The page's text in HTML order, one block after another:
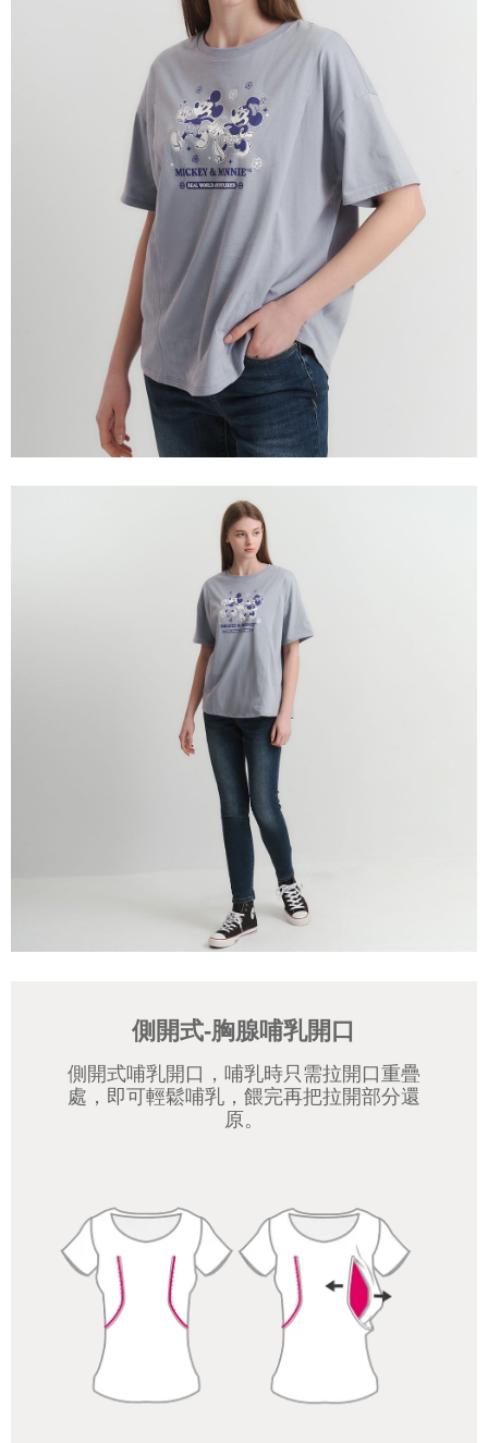
側開式-胸腺哺乳開口
側開式哺乳開口，哺乳時只需拉開口重疊
處，即可輕鬆哺乳，餵完再把拉開部分還
原。